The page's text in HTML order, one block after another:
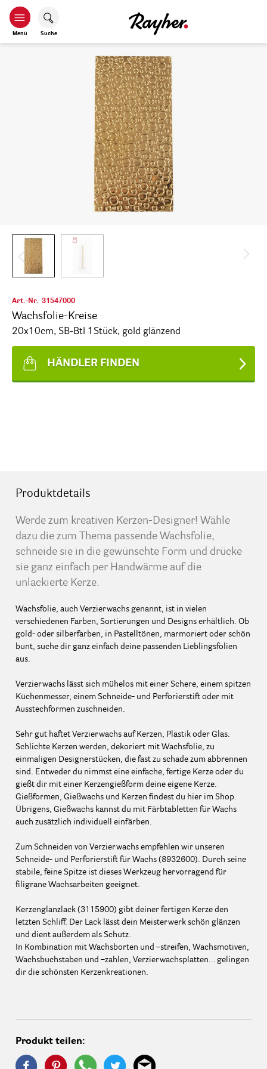
Menü Suche
Art.-Nr. 31547000
Wachsfolie-Kreise
20x10cm, SB-Btl 1Stück, gold glänzend
HÄNDLER FINDEN
Produktdetails
Werde zum kreativen Kerzen-Designer! Wähle
dazu die zum Thema passende Wachsfolie,
schneide sie in die gewünschte Form und drücke
sie ganz einfach per Handwärme auf die
unlackierte Kerze.
Wachsfolie, auch Verzierwachs genannt, ist in vielen
verschiedenen Farben, Sortierungen und Designs erhältlich. Ob
gold- oder silberfarben, in Pastelltönen, marmoriert oder schön
bunt, suche dir ganz einfach deine passenden Lieblingsfolien
aus.
Verzierwachs lässt sich mühelos mit einer Schere, einem spitzen
Küchenmesser, einem Schneide- und Perforierstift oder mit
Ausstechformen zuschneiden.
Sehr gut haftet Verzierwachs auf Kerzen, Plastik oder Glas.
Schlichte Kerzen werden, dekoriert mit Wachsfolie, zu
einmaligen Designerstücken, die fast zu schade zum abbrennen
sind. Entweder du nimmst eine einfache, fertige Kerze oder du
gießt dir mit einer Kerzengießform deine eigene Kerze.
Gießformen, Gießwachs und Kerzen findest du hier im Shop.
Übrigens, Gießwachs kannst du mit Färbtabletten für Wachs
auch zusätzlich individuell einfärben.
Zum Schneiden von Verzierwachs empfehlen wir unseren
Schneide- und Perforierstift für Wachs (8932600). Durch seine
stabile, feine Spitze ist dieses Werkzeug hervorragend für
filigrane Wachsarbeiten geeignet.
Kerzenglanzlack (3115900) gibt deiner fertigen Kerze den
letzten Schliff. Der Lack lässt dein Meisterwerk schön glänzen
und dient außerdem als Schutz.
In Kombination mit Wachsborten und –streifen, Wachsmotiven,
Wachsbuchstaben und –zahlen, Verzierwachsplatten… gelingen
dir die schönsten Kerzenkreationen.
Produkt teilen: